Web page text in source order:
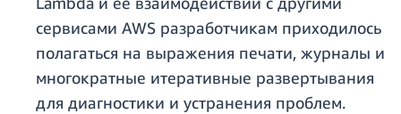
сервисами AWS разработчикам приходилось
полагаться на выражения печати, журналы и
многократные итеративные развертывания
для диагностики и устранения проблем.